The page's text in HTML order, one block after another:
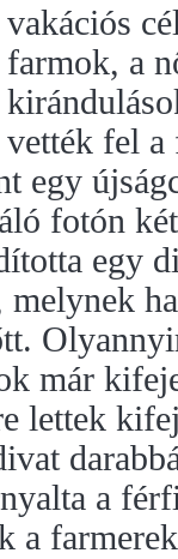
vakációs
farmok, a
vették fel a
egy
fotón
egy
már
lettek
a
a